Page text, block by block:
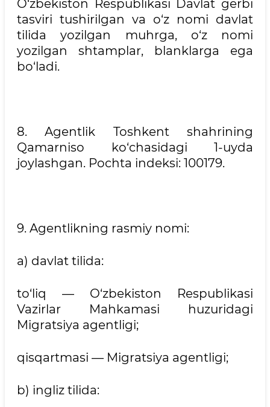
O‘zbekiston Respublikasi Davlat gerbi
tasviri tushirilgan va o‘z nomi davlat
tilida yozilgan muhrga, o‘z nomi
yozilgan shtamplar, blanklarga ega
bo‘ladi.
8. Agentlik Toshkent shahrining
Qamarniso ko‘chasidagi 1-uyda
joylashgan. Pochta indeksi: 100179.
9. Agentlikning rasmiy nomi:
a) davlat tilida:
to‘liq — O‘zbekiston Respublikasi
Vazirlar Mahkamasi huzuridagi
Migratsiya agentligi;
qisqartmasi — Migratsiya agentligi;
b) ingliz tilida: